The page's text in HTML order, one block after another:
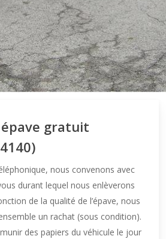
gratuit
nous convenons avec
durant lequel nous enlèverons
de la qualité de l’épave, nous
un rachat (sous condition).
des papiers du véhicule le jour